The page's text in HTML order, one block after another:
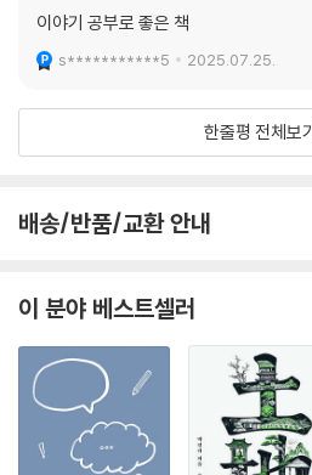
이야기 공부로 좋은 책
s***********5 2025.07.25.
한줄평 전체보기
배송/반품/교환 안내
이 분야 베스트셀러